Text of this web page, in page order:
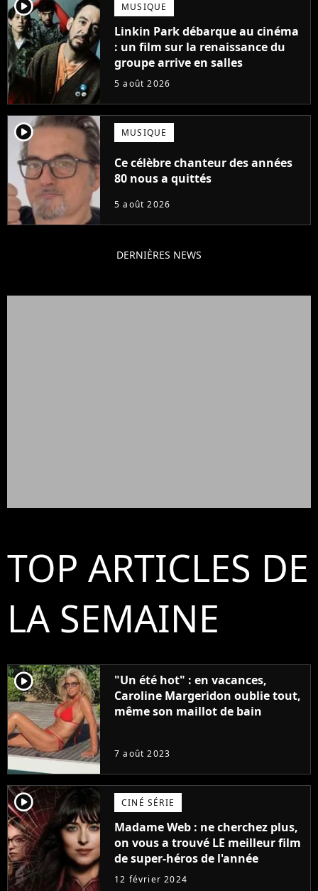
player2 MUSIQUE
Linkin Park débarque au cinéma
: un film sur la renaissance du
groupe arrive en salles
5 août 2026
player2 MUSIQUE
Ce célèbre chanteur des années
80 nous a quittés
5 août 2026
DERNIÈRES NEWS
TOP ARTICLES DE
LA SEMAINE
player2
"Un été hot" : en vacances,
Caroline Margeridon oublie tout,
même son maillot de bain
7 août 2023
player2 CINÉ SÉRIE
Madame Web : ne cherchez plus,
on vous a trouvé LE meilleur film
de super-héros de l'année
12 février 2024